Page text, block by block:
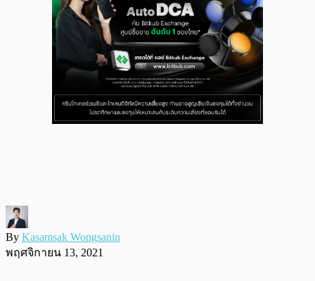
By Kasamsak Wongsanin
พฤศจิกายน 13, 2021